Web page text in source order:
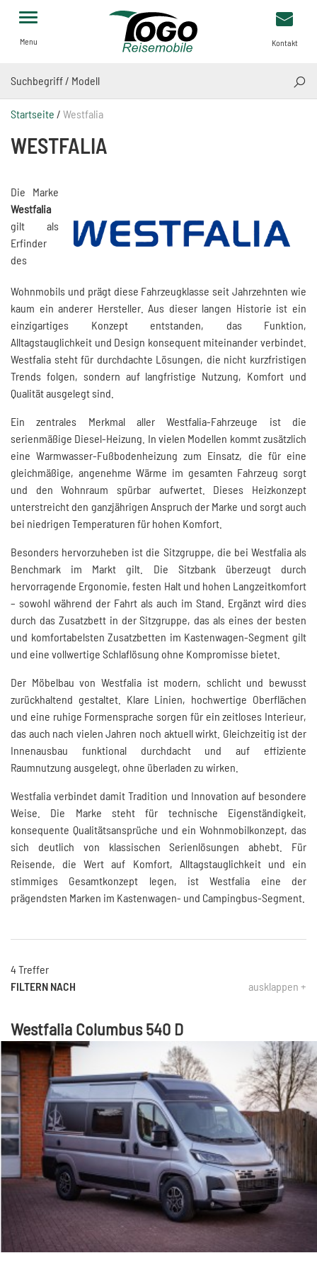
Menu Kontakt
Startseite / Westfalia
WESTFALIA
Die Marke
Westfalia
gilt als
Erfinder
des
Wohnmobils und prägt diese Fahrzeugklasse seit Jahrzehnten wie
kaum ein anderer Hersteller. Aus dieser langen Historie ist ein
einzigartiges Konzept entstanden, das Funktion,
Alltagstauglichkeit und Design konsequent miteinander verbindet.
Westfalia steht für durchdachte Lösungen, die nicht kurzfristigen
Trends folgen, sondern auf langfristige Nutzung, Komfort und
Qualität ausgelegt sind.
Ein zentrales Merkmal aller Westfalia-Fahrzeuge ist die
serienmäßige Diesel-Heizung. In vielen Modellen kommt zusätzlich
eine Warmwasser-Fußbodenheizung zum Einsatz, die für eine
gleichmäßige, angenehme Wärme im gesamten Fahrzeug sorgt
und den Wohnraum spürbar aufwertet. Dieses Heizkonzept
unterstreicht den ganzjährigen Anspruch der Marke und sorgt auch
bei niedrigen Temperaturen für hohen Komfort.
Besonders hervorzuheben ist die Sitzgruppe, die bei Westfalia als
Benchmark im Markt gilt. Die Sitzbank überzeugt durch
hervorragende Ergonomie, festen Halt und hohen Langzeitkomfort
– sowohl während der Fahrt als auch im Stand. Ergänzt wird dies
durch das Zusatzbett in der Sitzgruppe, das als eines der besten
und komfortabelsten Zusatzbetten im Kastenwagen-Segment gilt
und eine vollwertige Schlaflösung ohne Kompromisse bietet.
Der Möbelbau von Westfalia ist modern, schlicht und bewusst
zurückhaltend gestaltet. Klare Linien, hochwertige Oberflächen
und eine ruhige Formensprache sorgen für ein zeitloses Interieur,
das auch nach vielen Jahren noch aktuell wirkt. Gleichzeitig ist der
Innenausbau funktional durchdacht und auf effiziente
Raumnutzung ausgelegt, ohne überladen zu wirken.
Westfalia verbindet damit Tradition und Innovation auf besondere
Weise. Die Marke steht für technische Eigenständigkeit,
konsequente Qualitätsansprüche und ein Wohnmobilkonzept, das
sich deutlich von klassischen Serienlösungen abhebt. Für
Reisende, die Wert auf Komfort, Alltagstauglichkeit und ein
stimmiges Gesamtkonzept legen, ist Westfalia eine der
prägendsten Marken im Kastenwagen- und Campingbus-Segment.
FILTERN NACH ausklappen +
4 Treffer
Westfalia Columbus 540 D